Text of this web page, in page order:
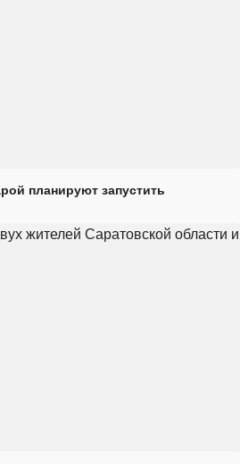
планируют запустить